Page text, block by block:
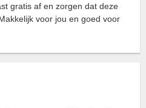
gratis af en zorgen dat deze
voor jou en goed voor